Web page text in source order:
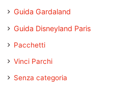
Guida Gardaland
Guida Disneyland Paris
Pacchetti
Vinci Parchi
Senza categoria